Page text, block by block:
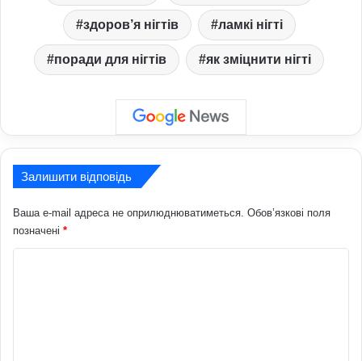
здоров’я нігтів ламкі нігті
поради для нігтів як зміцнити нігті
Залишити відповідь
Ваша e-mail адреса не оприлюднюватиметься. Обов’язкові поля
позначені *